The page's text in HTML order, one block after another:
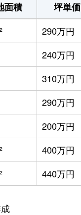
面積 坪単価
290万円
240万円
310万円
290万円
200万円
400万円
440万円